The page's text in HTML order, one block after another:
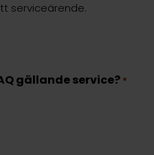
serviceärende.
gällande service? *